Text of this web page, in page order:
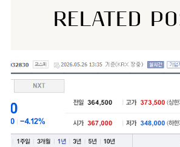
RELATED